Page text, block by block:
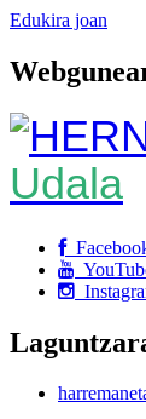
Edukira joan
Udala